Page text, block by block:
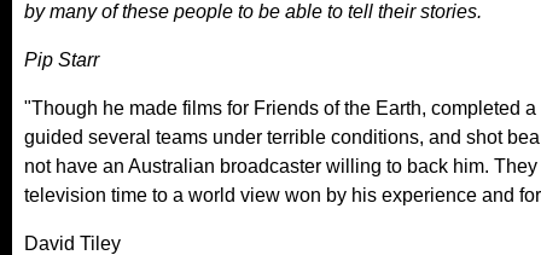
by many of these people to be able to tell their stories.
Pip Starr
"Though he made films for Friends of the Earth, completed
guided several teams under terrible conditions, and shot
not have an Australian broadcaster willing to back him.
television time to a world view won by his experience and
David Tiley